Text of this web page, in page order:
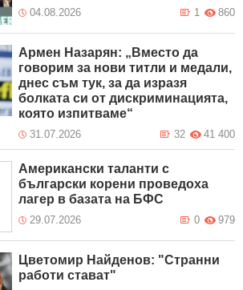
04.08.2026 860
1
Армен Назарян: „Вместо да
говорим за нови титли и медали,
днес съм тук, за да изразя
болката си от дискриминацията,
която изпитваме“
31.07.2026 41 400
32
Американски таланти с
български корени проведоха
лагер в базата на БФС
29.07.2026 979
0
Цветомир Найденов: "Странни
работи стават"